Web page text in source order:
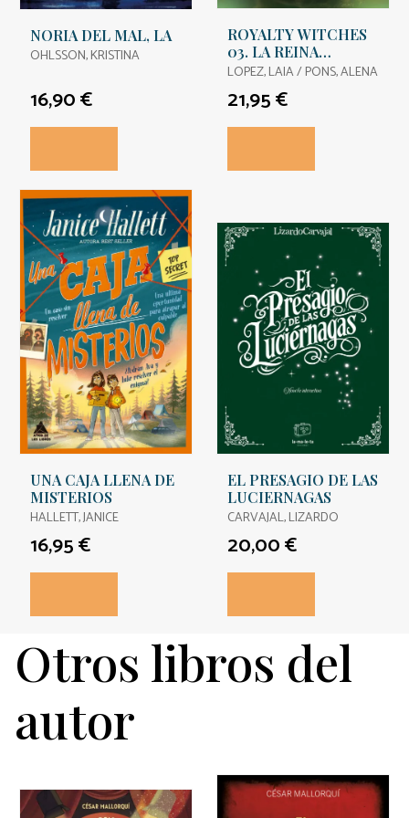
NORIA DEL MAL, LA
OHLSSON, KRISTINA
16,90 €
ROYALTY WITCHES
03. LA REINA
INDOMITALOPEZ, LAIA / PONS, ALENA
21,95 €
UNA CAJA LLENA DE
MISTERIOS
HALLETT, JANICE
16,95 €
EL PRESAGIO DE LAS
LUCIERNAGAS
CARVAJAL, LIZARDO
20,00 €
Otros libros del
autor